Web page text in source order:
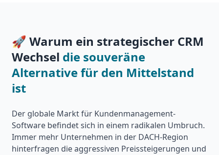
🚀 Warum ein strategischer CRM
Wechsel die souveräne
Alternative für den Mittelstand
ist
Der globale Markt für Kundenmanagement-
Software befindet sich in einem radikalen Umbruch.
Immer mehr Unternehmen in der DACH-Region
hinterfragen die aggressiven Preissteigerungen und